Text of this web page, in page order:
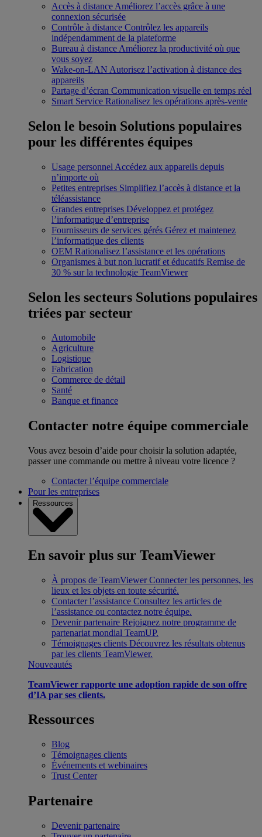
Accès à distance Améliorez l’accès grâce à une
connexion sécurisée
Contrôle à distance Contrôlez les appareils
indépendamment de la plateforme
Bureau à distance Améliorez la productivité où que
vous soyez
Wake-on-LAN Autorisez l’activation à distance des
appareils
Partage d’écran Communication visuelle en temps réel
Smart Service Rationalisez les opérations après-vente
Selon le besoin Solutions populaires
pour les différentes équipes
Usage personnel Accédez aux appareils depuis
n’importe où
Petites entreprises Simplifiez l’accès à distance et la
téléassistance
Grandes entreprises Développez et protégez
l’informatique d’entreprise
Fournisseurs de services gérés Gérez et maintenez
l’informatique des clients
OEM Rationalisez l’assistance et les opérations
Organismes à but non lucratif et éducatifs Remise de
30 % sur la technologie TeamViewer
Selon les secteurs Solutions populaires
triées par secteur
Automobile
Agriculture
Logistique
Fabrication
Commerce de détail
Santé
Banque et finance
Contacter notre équipe commerciale
Vous avez besoin d’aide pour choisir la solution adaptée,
passer une commande ou mettre à niveau votre licence ?
Contacter l’équipe commerciale
Pour les entreprises
Ressources
En savoir plus sur TeamViewer
À propos de TeamViewer Connecter les personnes, les
lieux et les objets en toute sécurité.
Contacter l’assistance Consultez les articles de
l’assistance ou contactez notre équipe.
Devenir partenaire Rejoignez notre programme de
partenariat mondial TeamUP.
Témoignages clients Découvrez les résultats obtenus
par les clients TeamViewer.
Nouveautés
TeamViewer rapporte une adoption rapide de son offre
d’IA par ses clients.
Ressources
Blog
Témoignages clients
Événements et webinaires
Trust Center
Partenaire
Devenir partenaire